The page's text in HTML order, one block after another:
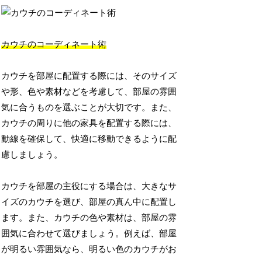
カウチのコーディネート術
カウチを部屋に配置する際には、そのサイズ
や形、色や素材などを考慮して、部屋の雰囲
気に合うものを選ぶことが大切です。また、
カウチの周りに他の家具を配置する際には、
動線を確保して、快適に移動できるように配
慮しましょう。
カウチを部屋の主役にする場合は、大きなサ
イズのカウチを選び、部屋の真ん中に配置し
ます。また、カウチの色や素材は、部屋の雰
囲気に合わせて選びましょう。例えば、部屋
が明るい雰囲気なら、明るい色のカウチがお